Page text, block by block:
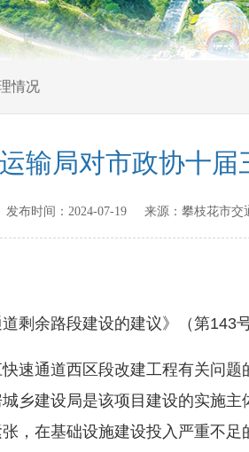
情况
输局对市政协十
布时间： 2024-07-19 来源： 攀枝花市交
余路段建设的建议》（第143号
通道西区段改建工程有关问题
乡建设局是该项目建设的实施
，在基础设施建设投入严重不